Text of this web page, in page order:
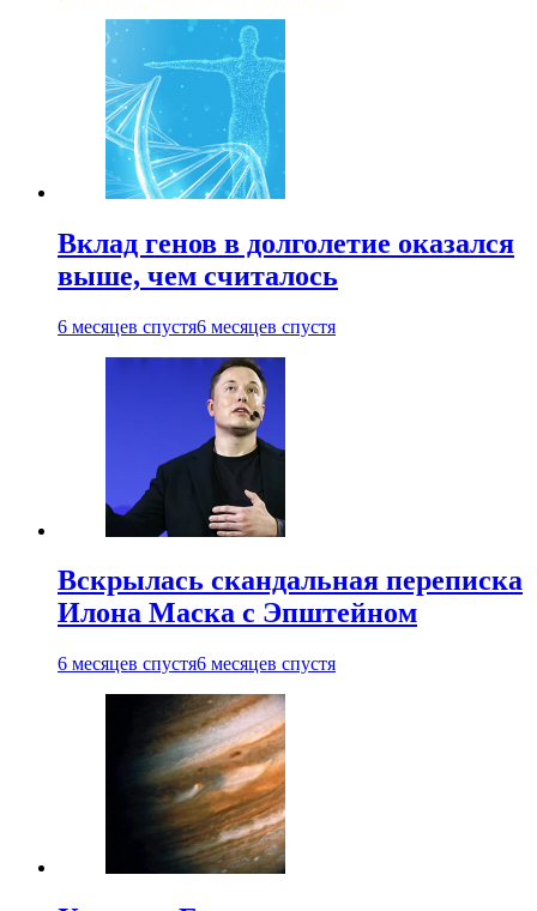
Вклад генов в долголетие оказался
выше, чем считалось
6 месяцев спустя6 месяцев спустя
Вскрылась скандальная переписка
Илона Маска с Эпштейном
6 месяцев спустя6 месяцев спустя